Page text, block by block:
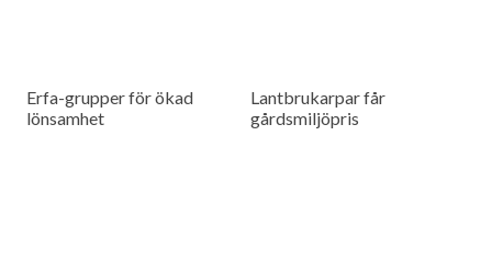
Erfa-grupper för ökad
lönsamhet
Lantbrukarpar får
gårdsmiljöpris